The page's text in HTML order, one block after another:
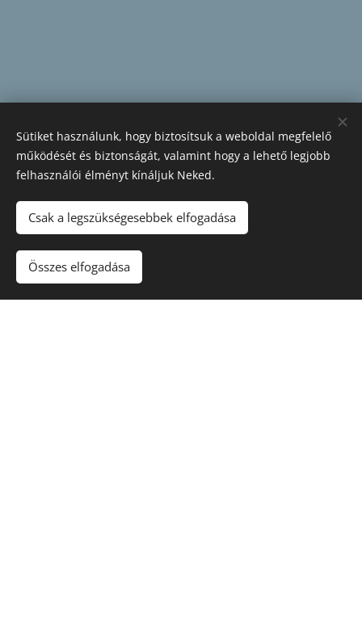
Sütiket használunk, hogy biztosítsuk a weboldal megfelelő
működését és biztonságát, valamint hogy a lehető legjobb
felhasználói élményt kínáljuk Neked.
Csak a legszükségesebbek elfogadása
Összes elfogadása